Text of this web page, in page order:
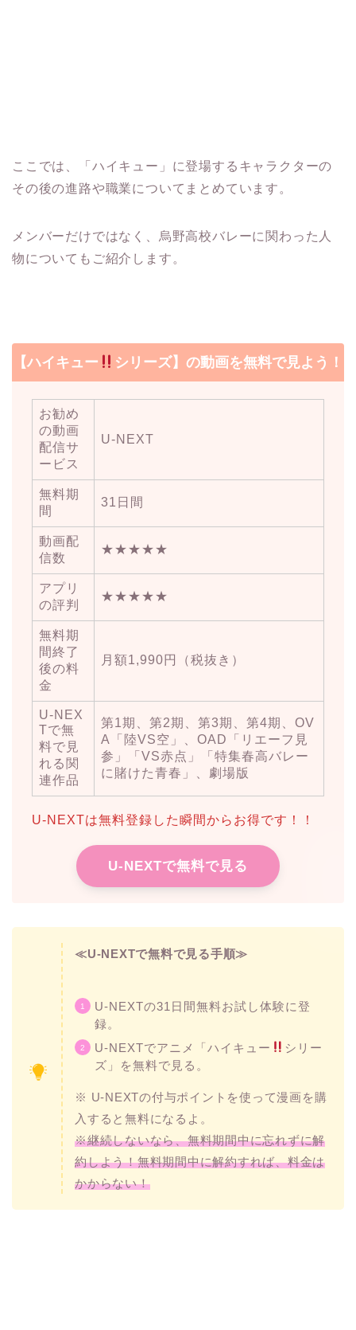
ここでは、「ハイキュー」に登場するキャラクターの
その後の進路や職業についてまとめています。
メンバーだけではなく、烏野高校バレーに関わった人
物についてもご紹介します。
【ハイキュー シリーズ】の動画を無料で見よう！
お勧め
の動画
配信サ
ービス
U-NEXT
無料期
間
31日間
動画配
信数
★★★★★
アプリ
の評判
★★★★★
無料期
間終了
後の料
金
月額1,990円（税抜き）
U-NEX
Tで無
料で見
れる関
連作品
第1期、第2期、第3期、第4期、OV
A「陸VS空」、OAD「リエーフ見
参」「VS赤点」「特集春高バレー
に賭けた青春」、劇場版
U-NEXTは無料登録した瞬間からお得です！！
U-NEXTで無料で見る
≪U-NEXTで無料で見る手順≫
U-NEXTの31日間無料お試し体験に登
録。
U-NEXTでアニメ「ハイキュー
シリー
ズ」を無料で見る。
※ U-NEXTの付与ポイントを使って漫画を購
入すると無料になるよ。
※継続しないなら、無料期間中に忘れずに解
約しよう！無料期間中に解約すれば、料金は
かからない！